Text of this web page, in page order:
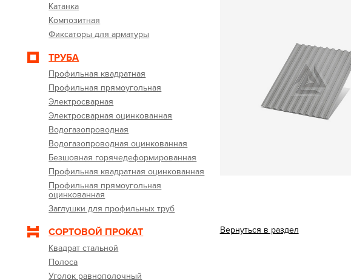
Катанка
Композитная
Фиксаторы для арматуры
ТРУБА
Профильная квадратная
Профильная прямоугольная
Электросварная
Электросварная оцинкованная
Водогазопроводная
Водогазопроводная оцинкованная
Безшовная горячедеформированная
Профильная квадратная оцинкованная
Профильная прямоугольная
оцинкованная
Заглушки для профильных труб
СОРТОВОЙ ПРОКАТ
Квадрат стальной
Полоса
Уголок равнополочный
Вернуться в раздел